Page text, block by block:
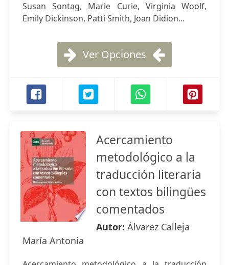
Susan Sontag, Marie Curie, Virginia Woolf,
Emily Dickinson, Patti Smith, Joan Didion...
Ver Opciones
Acercamiento
metodológico a la
traducción literaria
con textos bilingües
comentados
Autor: Álvarez Calleja
María Antonia